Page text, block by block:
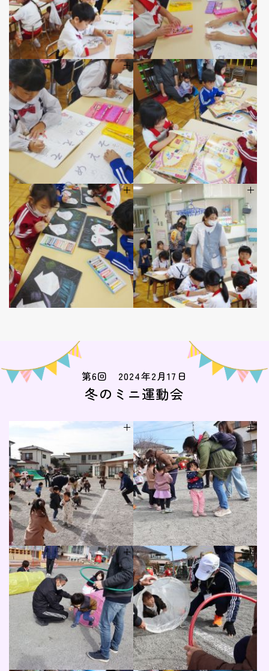
第6回 2024年2月17日
冬のミニ運動会